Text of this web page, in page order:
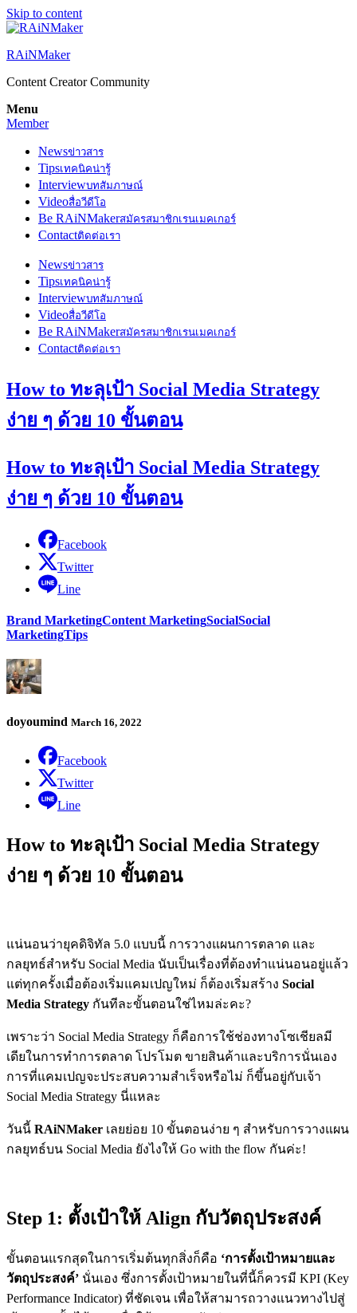
Skip to content
RAiNMaker
Content Creator Community
Menu
Member
Newsข่าวสาร
Tipsเทคนิคน่ารู้
Interviewบทสัมภาษณ์
Videoสื่อวีดีโอ
Be RAiNMakerสมัครสมาชิกเรนเมคเกอร์
Contactติดต่อเรา
Newsข่าวสาร
Tipsเทคนิคน่ารู้
Interviewบทสัมภาษณ์
Videoสื่อวีดีโอ
Be RAiNMakerสมัครสมาชิกเรนเมคเกอร์
Contactติดต่อเรา
How to ทะลุเป้า Social Media Strategy
ง่าย ๆ ด้วย 10 ขั้นตอน
How to ทะลุเป้า Social Media Strategy
ง่าย ๆ ด้วย 10 ขั้นตอน
Facebook
Twitter
Line
Brand MarketingContent MarketingSocialSocial
MarketingTips
doyoumind March 16, 2022
Facebook
Twitter
Line
How to ทะลุเป้า Social Media Strategy
ง่าย ๆ ด้วย 10 ขั้นตอน
แน่นอนว่ายุคดิจิทัล 5.0 แบบนี้ การวางแผนการตลาด และ
กลยุทธ์สำหรับ Social Media นับเป็นเรื่องที่ต้องทำแน่นอนอยู่แล้ว
แต่ทุกครั้งเมื่อต้องเริ่มแคมเปญใหม่ ก็ต้องเริ่มสร้าง Social
Media Strategy กันทีละขั้นตอนใช่ไหมล่ะคะ?
เพราะว่า Social Media Strategy ก็คือการใช้ช่องทางโซเชียลมี
เดียในการทำการตลาด โปรโมต ขายสินค้าและบริการนั่นเอง
การที่แคมเปญจะประสบความสำเร็จหรือไม่ ก็ขึ้นอยู่กับเจ้า
Social Media Strategy นี่แหละ
วันนี้ RAiNMaker เลยย่อย 10 ขั้นตอนง่าย ๆ สำหรับการวางแผน
กลยุทธ์บน Social Media ยังไงให้ Go with the flow กันค่ะ!
Step 1: ตั้งเป้าให้ Align กับวัตถุประสงค์
ขั้นตอนแรกสุดในการเริ่มต้นทุกสิ่งก็คือ ‘การตั้งเป้าหมายและ
วัตถุประสงค์’ นั่นเอง ซึ่งการตั้งเป้าหมายในที่นี้ก็ควรมี KPI (Key
Performance Indicator) ที่ชัดเจน เพื่อให้สามารถวางแนวทางไปสู่